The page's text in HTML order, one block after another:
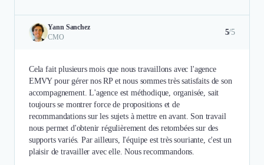
Yann Sanchez
CMO
5/5
Cela fait plusieurs mois que nous travaillons avec l'agence
EMVY pour gérer nos RP et nous sommes très satisfaits de son
accompagnement. L'agence est méthodique, organisée, sait
toujours se montrer force de propositions et de
recommandations sur les sujets à mettre en avant. Son travail
nous permet d'obtenir régulièrement des retombées sur des
supports variés. Par ailleurs, l'équipe est très souriante, c'est un
plaisir de travailler avec elle. Nous recommandons.